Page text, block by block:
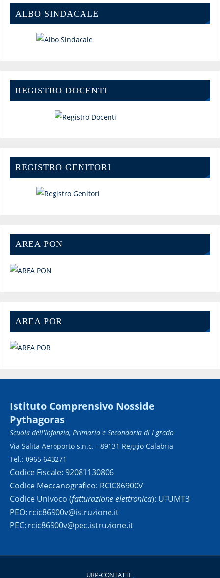
ALBO SINDACALE
REGISTRO DOCENTI
REGISTRO GENITORI
AREA PON
AREA POR
Istituto Comprensivo Nosside
Pythagoras
Scuola dell'Infanzia, Primaria e Secondaria di I grado
Via Salita Aeroporto s.n.c. - 89131 Reggio Calabria
Tel.: 0965 643271
Codice Fiscale: 92081130806
Codice Meccanografico: RCIC86900V
Codice Univoco (fatturazione elettronica): UFUMT3
PEO: rcic86900v@istruzione.it
PEC: rcic86900v@pec.istruzione.it
URP-CONTATTI